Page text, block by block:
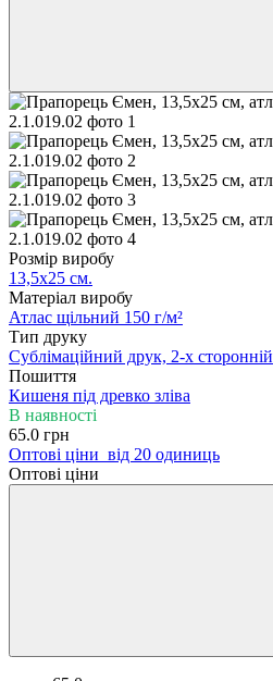
Розмір виробу
13,5х25 см.
Матеріал виробу
Атлас щільний 150 г/м²
Тип друку
Сублімаційний друк, 2-х сторонній
Пошиття
Кишеня під древко зліва
В наявності
65.0 грн
Оптові ціни від 20 одиниць
Оптові ціни